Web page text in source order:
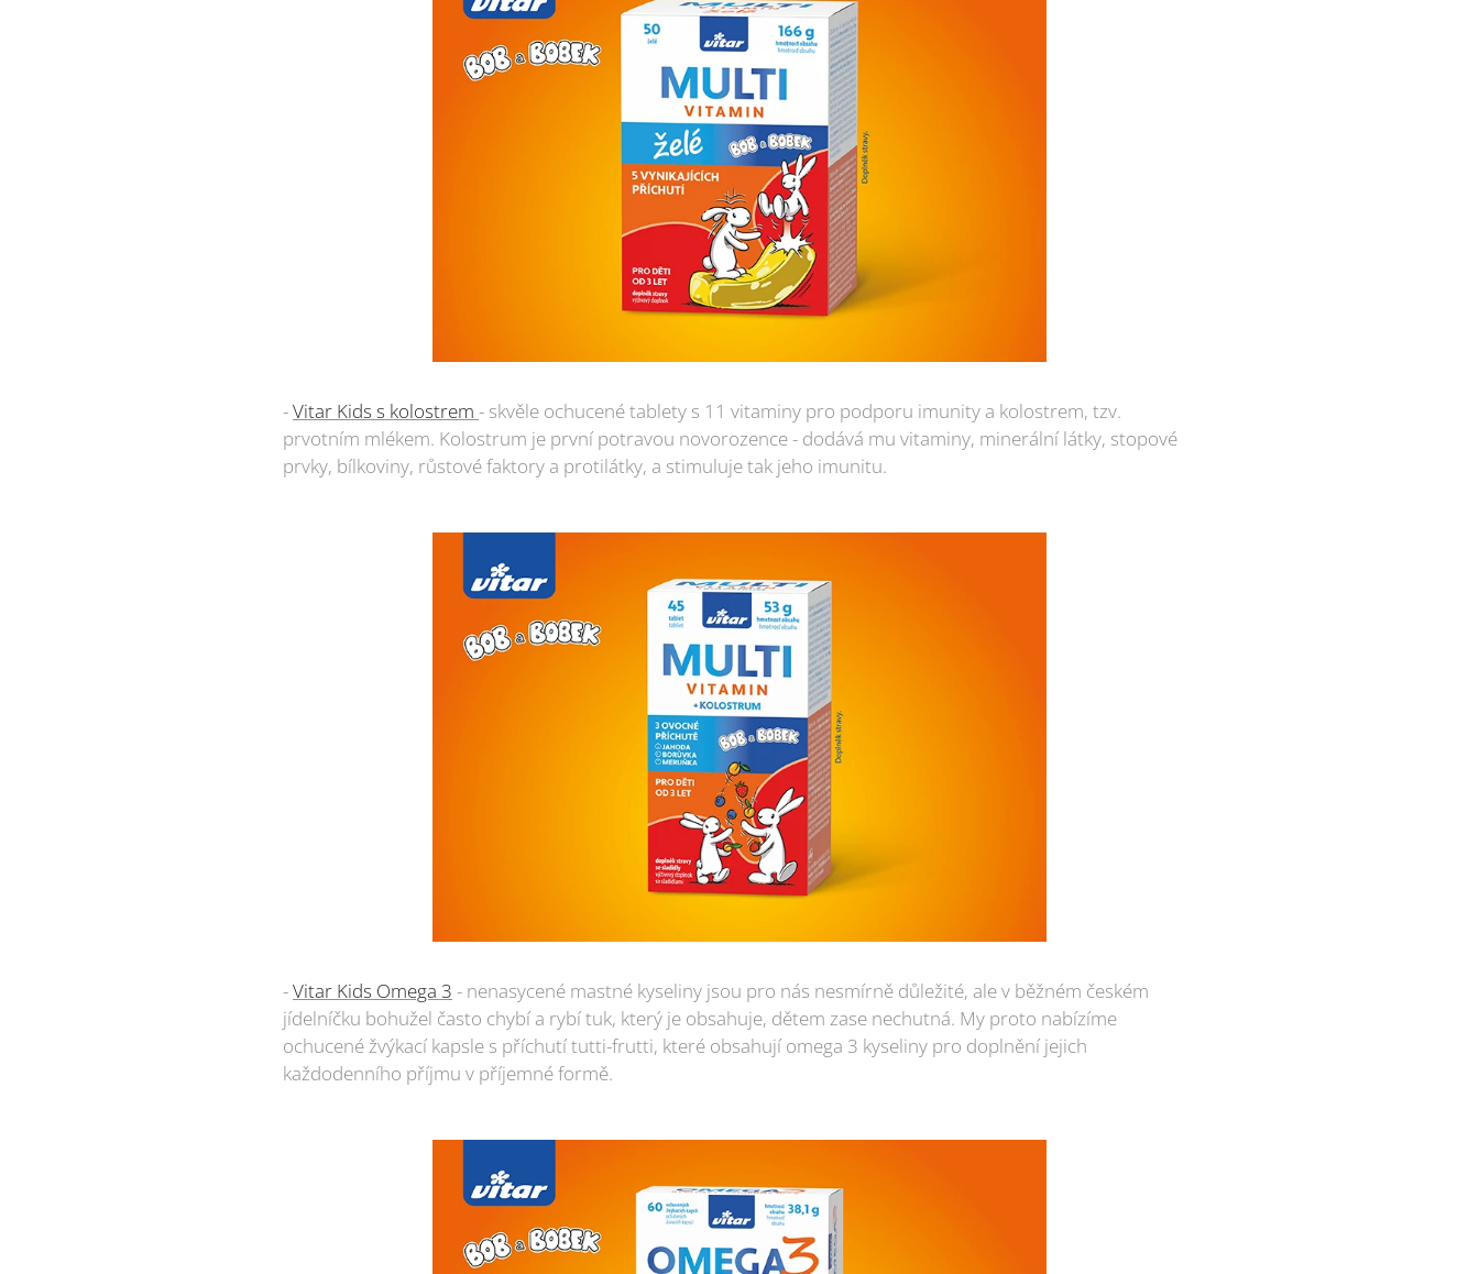
-Vitar Kids s kolostrem - skvěle ochucené tablety s 11 vitaminy pro podporu imunity a kolostrem, tzv.
prvotním mlékem. Kolostrum je první potravou novorozence - dodává mu vitaminy, minerální látky, stopové
prvky, bílkoviny, růstové faktory a protilátky, a stimuluje tak jeho imunitu.
-Vitar Kids Omega 3 - nenasycené mastné kyseliny jsou pro nás nesmírně důležité, ale v běžném českém
jídelníčku bohužel často chybí a rybí tuk, který je obsahuje, dětem zase nechutná. My proto nabízíme
ochucené žvýkací kapsle s příchutí tutti-frutti, které obsahují omega 3 kyseliny pro doplnění jejich
každodenního příjmu v příjemné formě.